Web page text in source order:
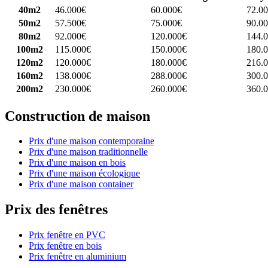
40m2
46.000€ 60.000€
50m2
57.500€ 75.000€
80m2
92.000€ 120.000€
100m2
115.000€ 150.000€
120m2
120.000€ 180.000€
160m2
138.000€ 288.000€
200m2
230.000€ 260.000€
Construction de maison
Prix d'une maison contemporaine
Prix d'une maison traditionnelle
Prix d'une maison en bois
Prix d'une maison écologique
Prix d'une maison container
Prix des fenêtres
Prix fenêtre en PVC
Prix fenêtre en bois
Prix fenêtre en aluminium